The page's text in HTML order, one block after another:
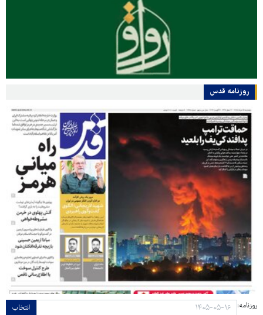
روزنامه قدس
روزنامه: انتخاب